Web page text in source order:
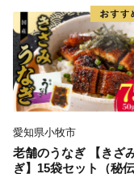
愛知県小牧市
老舗のうなぎ 【きざ
ぎ】15袋セット（秘